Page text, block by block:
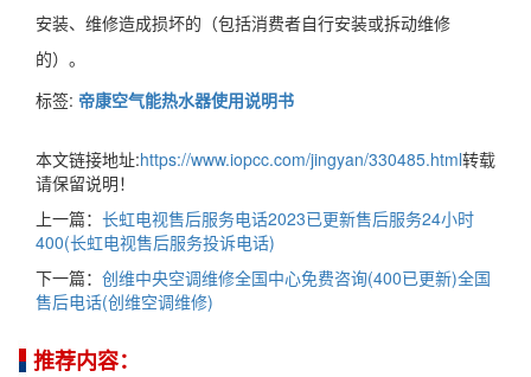
安装、维修造成损坏的（包括消费者自行安装或拆动维修
的）。
标签: 帝康空气能热水器使用说明书
本文链接地址:https://www.iopcc.com/jingyan/330485.html转载
请保留说明！
上一篇： 长虹电视售后服务电话2023已更新售后服务24小时
400(长虹电视售后服务投诉电话)
下一篇： 创维中央空调维修全国中心免费咨询(400已更新)全国
售后电话(创维空调维修)
推荐内容：